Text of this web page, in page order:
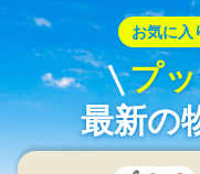
お気に入
プ
最新の